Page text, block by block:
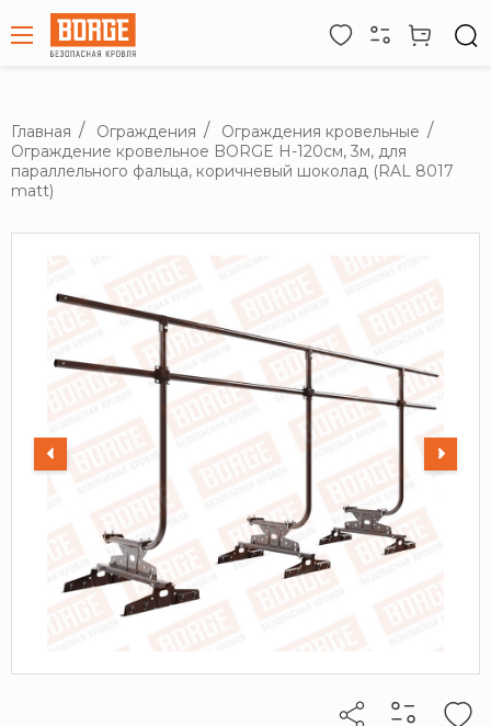
Главная Ограждения
Ограждения кровельные
Ограждение кровельное BORGE H-120см, 3м, для
параллельного фальца, коричневый шоколад (RAL 8017
matt)